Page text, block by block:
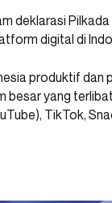
deklarasi
digital di
produktif dan
besar yang
TikTok,